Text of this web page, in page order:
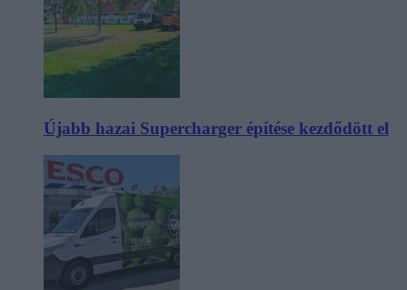
Újabb hazai Supercharger építése kezdődött el